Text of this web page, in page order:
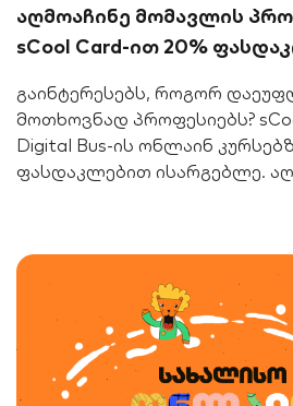
აღმოაჩინე მომავლის
sCool Card-ით 20%
გაინტერესებს, როგორ
მოთხოვნად პროფესიებს?
Digital Bus-ის ონლაინ
ფასდაკლებით ისარგებლე.